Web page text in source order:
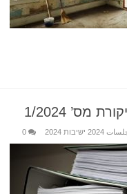
מס’ 1/2024
ישיבות 2024 0